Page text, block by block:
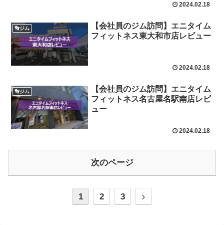
2024.02.18
👣ジム
【会社員のジム訪問】エニタイム
フィットネス東大和市店レビュー
2024.02.18
👣ジム
【会社員のジム訪問】エニタイム
フィットネス名古屋名駅南店レビ
ュー
2024.02.18
次のページ
1 2 3